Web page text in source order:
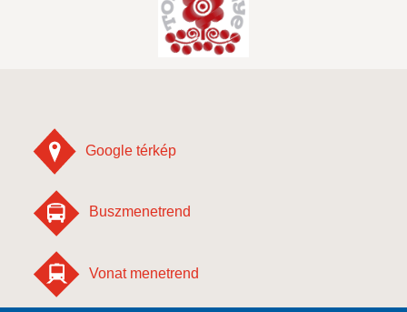
Google térkép
Buszmenetrend
Vonat menetrend